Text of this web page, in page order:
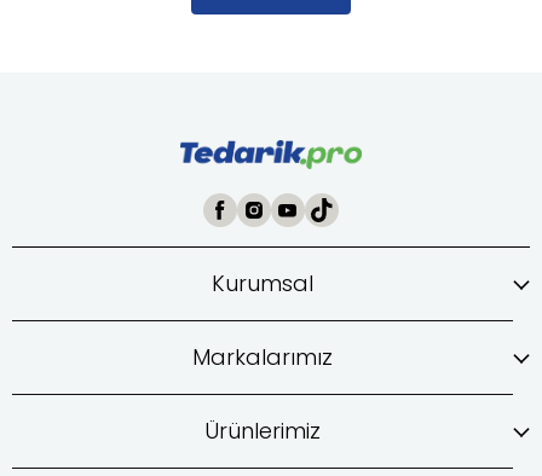
Kurumsal
Markalarımız
Ürünlerimiz